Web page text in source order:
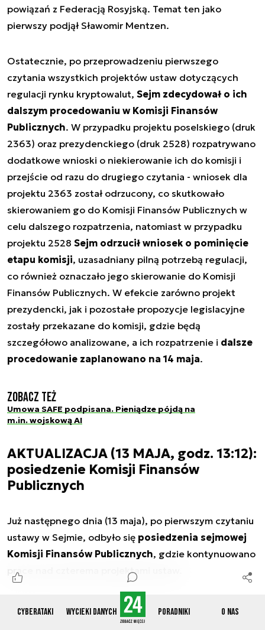
Cyberataki Wycieki danych Poradniki O nas
powiązań z Federacją Rosyjską. Temat ten jako
pierwszy podjął Sławomir Mentzen.
Ostatecznie, po przeprowadzeniu pierwszego
czytania wszystkich projektów ustaw dotyczących
regulacji rynku kryptowalut, Sejm zdecydował o ich
dalszym procedowaniu w Komisji Finansów
Publicznych. W przypadku projektu poselskiego (druk
2363) oraz prezydenckiego (druk 2528) rozpatrywano
dodatkowe wnioski o niekierowanie ich do komisji i
przejście od razu do drugiego czytania - wniosek dla
projektu 2363 został odrzucony, co skutkowało
skierowaniem go do Komisji Finansów Publicznych w
celu dalszego rozpatrzenia, natomiast w przypadku
projektu 2528 Sejm odrzucił wniosek o pominięcie
etapu komisji, uzasadniany pilną potrzebą regulacji,
co również oznaczało jego skierowanie do Komisji
Finansów Publicznych. W efekcie zarówno projekt
prezydencki, jak i pozostałe propozycje legislacyjne
zostały przekazane do komisji, gdzie będą
szczegółowo analizowane, a ich rozpatrzenie i dalsze
procedowanie zaplanowano na 14 maja.
Zobacz też
Umowa SAFE podpisana. Pieniądze pójdą na
m.in. wojskową AI
AKTUALIZACJA (13 MAJA, godz. 13:12):
posiedzenie Komisji Finansów
Publicznych
Już następnego dnia (13 maja), po pierwszym czytaniu
ustawy w Sejmie, odbyło się posiedzenia sejmowej
Komisji Finansów Publicznych, gdzie kontynuowano
prace nad czterema projektami ustaw.
Komisja większością głosów zdecydowała, że
projektem wiodącym będzie propozycja rządowa